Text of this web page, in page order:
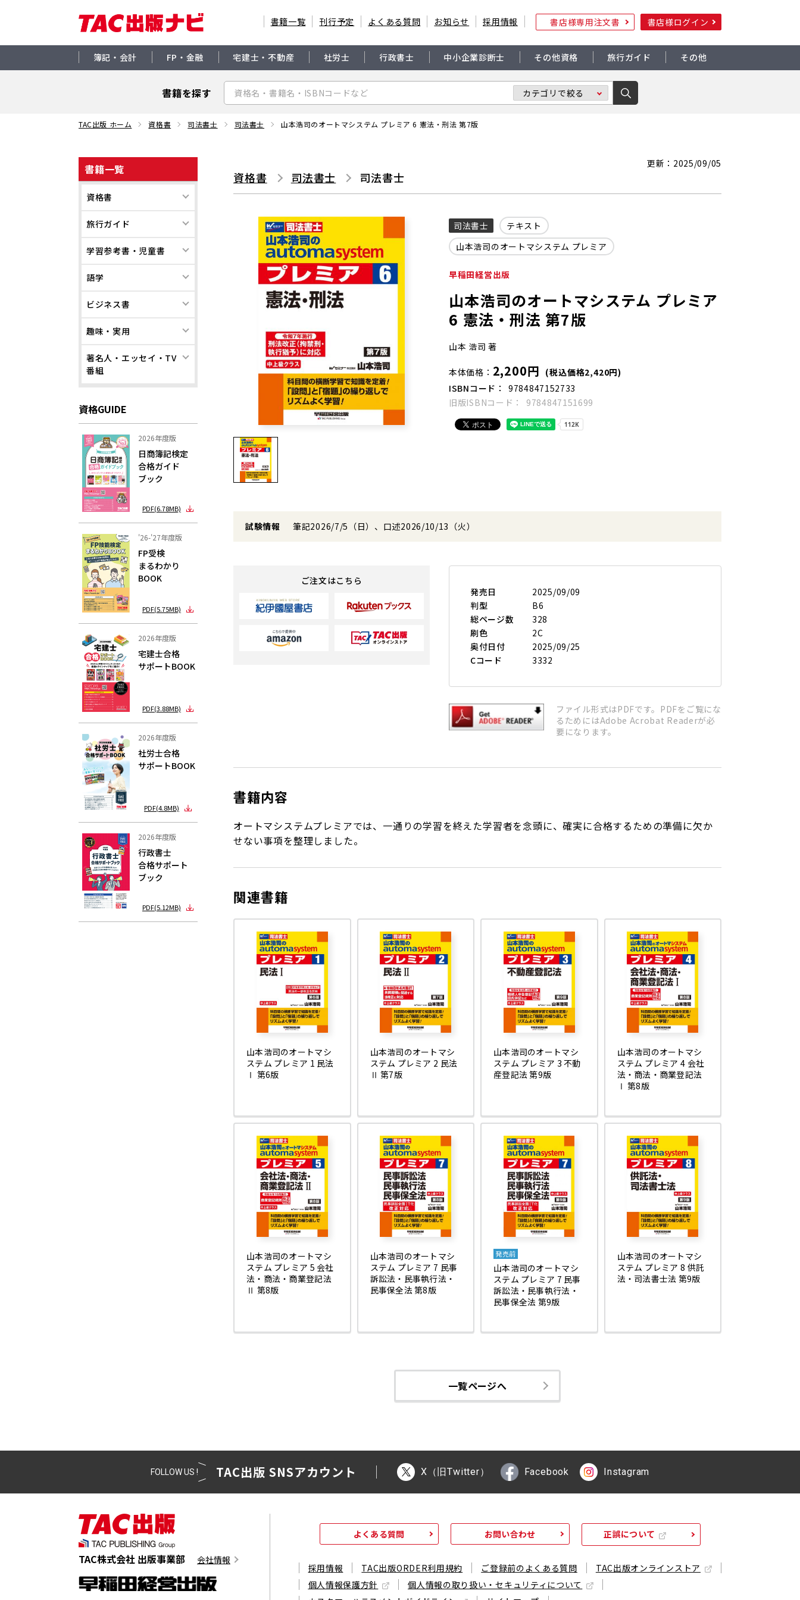
書籍一覧 刊行予定 よくある質問 お知らせ 採用情報 書店様専用注文書 書店様ログイン
簿記・会計 FP・金融 宅建士・不動産 社労士 行政書士 中小企業診断士 その他資格 旅行ガイド その他
書籍を探す
TAC出版 ホーム 資格書 司法書士 司法書士 山本浩司のオートマシステム プレミア 6 憲法・刑法 第7版
書籍一覧
資格書
旅行ガイド
学習参考書・児童書
語学
ビジネス書
趣味・実用
著名人・エッセイ・TV
番組
資格GUIDE
2026年度版
日商簿記検定
合格ガイド
ブック
PDF(6.78MB)
'26-'27年度版
FP受検
まるわかり
BOOK
PDF(5.75MB)
2026年度版
宅建士合格
サポートBOOK
PDF(3.88MB)
2026年度版
社労士合格
サポートBOOK
PDF(4.8MB)
2026年度版
行政書士
合格サポート
ブック
PDF(5.12MB)
更新：2025/09/05
資格書 司法書士 司法書士
司法書士
テキスト
山本浩司のオートマシステム プレミア
早稲田経営出版
山本浩司のオートマシステム プレミア
6 憲法・刑法 第7版
山本 浩司 著
本体価格 2,200円 (税込価格2,420円)
ISBNコード
9784847152733
旧版ISBNコード
9784847151699
試験情報 筆記2026/7/5（日）、口述2026/10/13（火）
ご注文はこちら
発売日
2025/09/09
判型
B6
総ページ数
328
刷色
2C
奥付日付
2025/09/25
Cコード
3332
ファイル形式はPDFです。PDFをご覧にな
るためにはAdobe Acrobat Readerが必
要になります。
書籍内容
オートマシステムプレミアでは、一通りの学習を終えた学習者を念頭に、確実に合格するための準備に欠か
せない事項を整理しました。
関連書籍
山本浩司のオートマシ
ステム プレミア 1 民法
Ⅰ 第6版
山本浩司のオートマシ
ステム プレミア 2 民法
Ⅱ 第7版
山本浩司のオートマシ
ステム プレミア 3 不動
産登記法 第9版
山本浩司のオートマシ
ステム プレミア 4 会社
法・商法・商業登記法
Ⅰ 第8版
山本浩司のオートマシ
ステム プレミア 5 会社
法・商法・商業登記法
Ⅱ 第8版
山本浩司のオートマシ
ステム プレミア 7 民事
訴訟法・民事執行法・
民事保全法 第8版
発売前
山本浩司のオートマシ
ステム プレミア 7 民事
訴訟法・民事執行法・
民事保全法 第9版
山本浩司のオートマシ
ステム プレミア 8 供託
法・司法書士法 第9版
一覧ページへ
FOLLOW US ! TAC出版 SNSアカウント X（旧Twitter） Facebook Instagram
TAC株式会社 出版事業部 会社情報
よくある質問 お問い合わせ 正誤について
採用情報 TAC出版ORDER利用規約 ご登録前のよくある質問
TAC出版オンラインストア
個人情報保護方針
個人情報の取り扱い・セキュリティについて